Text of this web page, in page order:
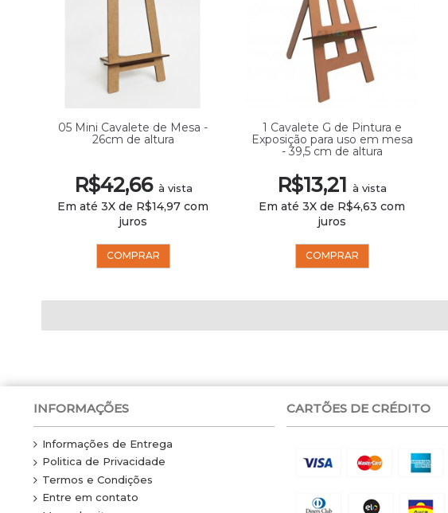
05 Mini Cavalete de Mesa -
26cm de altura
R$42,66 à vista
Em até 3X de R$14,97 com
juros
COMPRAR
1 Cavalete G de Pintura e
Exposição para uso em mesa
- 39,5 cm de altura
R$13,21 à vista
Em até 3X de R$4,63 com
juros
COMPRAR
INFORMAÇÕES
Informações de Entrega
Politica de Privacidade
Termos e Condições
Entre em contato
CARTÕES DE CRÉDITO